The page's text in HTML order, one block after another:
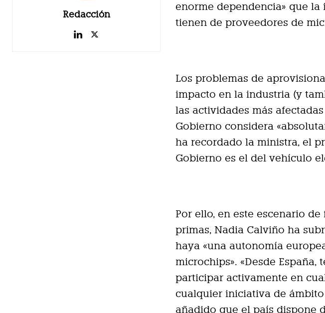
Redacción
enorme dependencia» que
tienen de proveedores de
Los problemas de
impacto en la industria (y
las actividades más
Gobierno considera
ha recordado la ministra, el
Gobierno es el del vehículo
Por ello, en este escenario
primas, Nadia Calviño ha
haya «una autonomía
microchips». «Desde
participar activamente en
cualquier iniciativa de
añadido que el país dispone